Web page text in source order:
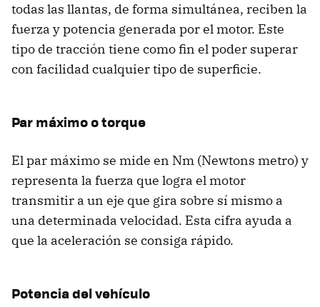
todas las llantas, de forma simultánea, reciben la
fuerza y potencia generada por el motor. Este
tipo de tracción tiene como fin el poder superar
con facilidad cualquier tipo de superficie.
Par máximo o torque
El par máximo se mide en Nm (Newtons metro) y
representa la fuerza que logra el motor
transmitir a un eje que gira sobre sí mismo a
una determinada velocidad. Esta cifra ayuda a
que la aceleración se consiga rápido.
Potencia del vehículo